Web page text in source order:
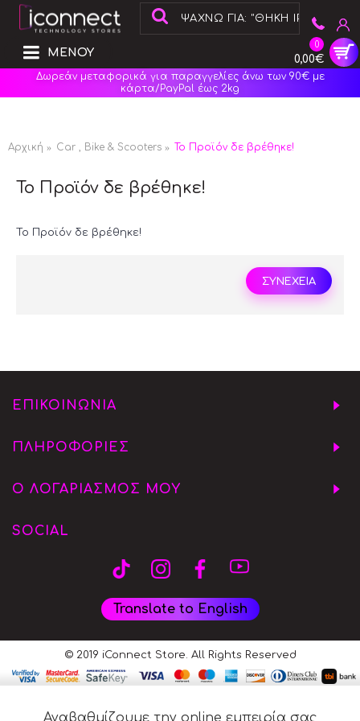
0
0,00€
ΜΕΝΟΥ
Δωρεάν μεταφορικά για παραγγελίες άνω των 90€ με
κάρτα/PayPal έως 2kg
Αρχική Car , Bike & Scooters Το Προϊόν δε βρέθηκε!
Το Προϊόν δε βρέθηκε!
Το Προϊόν δε βρέθηκε!
ΣΥΝΕΧΕΙΑ
ΕΠΙΚΟΙΝΩΝΙΑ
ΠΛΗΡΟΦΟΡΙΕΣ
Ο ΛΟΓΑΡΙΑΣΜΟΣ ΜΟΥ
SOCIAL
Translate to English
© 2019 iConnect Store. All Rights Reserved
Αναβαθμίζουμε την online εμπειρία σας